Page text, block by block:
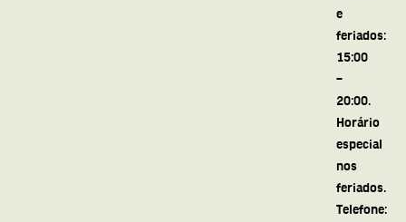
e
feriados:
15:00
–
20:00.
Horário
especial
nos
feriados.
Telefone: